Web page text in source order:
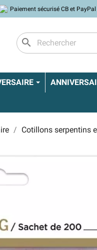
Paiement sécurisé CB et PayPal
search
Cotillons serpentins